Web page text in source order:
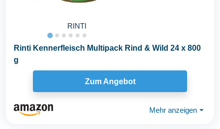
RINTI
Rinti Kennerfleisch Multipack Rind & Wild 24 x 800
g
Zum Angebot
Mehr anzeigen ⏷